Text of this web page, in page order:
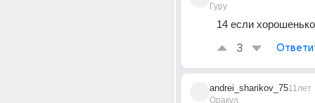
Гуру
14 если
3
andrei_sharikov_75
Оракул
11лет